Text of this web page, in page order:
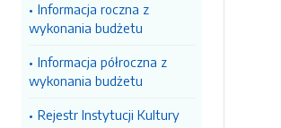
Informacja roczna z
wykonania budżetu
Informacja półroczna z
wykonania budżetu
Rejestr Instytucji Kultury